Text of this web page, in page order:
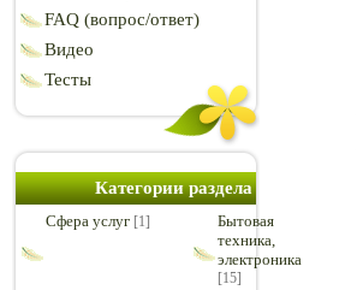
FAQ (вопрос/ответ)
Видео
Тесты
Категории раздела
Cфера услуг [1]
Бытовая
техника,
электроника
[15]